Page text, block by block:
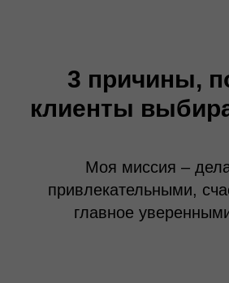
3 причины,
клиенты
Моя миссия –
привлекательными,
главное